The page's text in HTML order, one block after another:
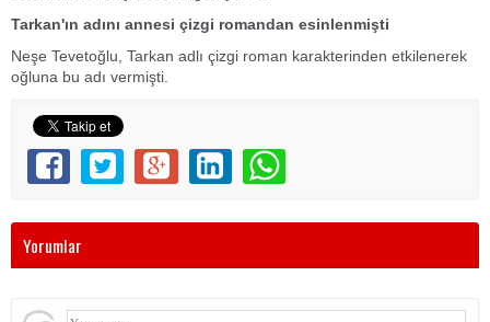
Tarkan'ın adını annesi çizgi romandan esinlenmişti
Neşe Tevetoğlu, Tarkan adlı çizgi roman karakterinden etkilenerek
oğluna bu adı vermişti.
Yorumlar